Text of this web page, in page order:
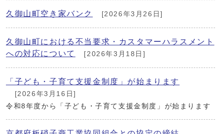
久御山町空き家バンク [2026年3月26日]
久御山町における不当要求・カスタマーハラスメント
への対応について
[2026年3月18日]
「子ども・子育て支援金制度」が始まります
[2026年3月16日]
令和8年度から「子ども・子育て支援金制度」が始まります